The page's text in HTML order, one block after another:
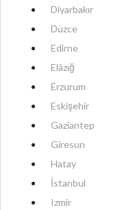
Diyarbakır
Düzce
Edirne
Elâzığ
Erzurum
Eskişehir
Gaziantep
Giresun
Hatay
İstanbul
Izmir